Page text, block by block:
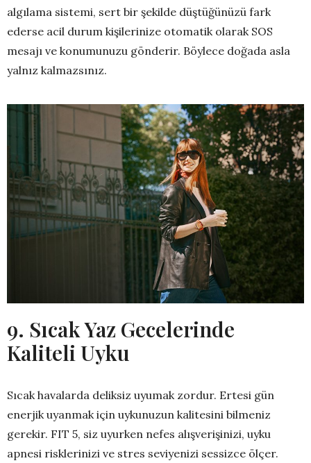
algılama sistemi, sert bir şekilde düştüğünüzü fark
ederse acil durum kişilerinize otomatik olarak SOS
mesajı ve konumunuzu gönderir. Böylece doğada asla
yalnız kalmazsınız.
9. Sıcak Yaz Gecelerinde
Kaliteli Uyku
Sıcak havalarda deliksiz uyumak zordur. Ertesi gün
enerjik uyanmak için uykunuzun kalitesini bilmeniz
gerekir. FIT 5, siz uyurken nefes alışverişinizi, uyku
apnesi risklerinizi ve stres seviyenizi sessizce ölçer.